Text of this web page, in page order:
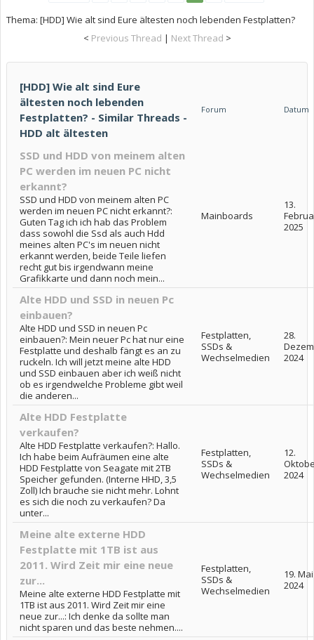
Thema: [HDD] Wie alt sind Eure ältesten noch lebenden Festplatten?
< Previous Thread | Next Thread >
[HDD] Wie alt sind Eure
ältesten noch lebenden
Festplatten? - Similar Threads -
HDD alt ältesten
Forum Datum
SSD und HDD von meinem alten
PC werden im neuen PC nicht
erkannt?
SSD und HDD von meinem alten PC
werden im neuen PC nicht erkannt?:
Guten Tag ich ich hab das Problem
dass sowohl die Ssd als auch Hdd
meines alten PC's im neuen nicht
erkannt werden, beide Teile liefen
recht gut bis irgendwann meine
Grafikkarte und dann noch mein...
Mainboards
13.
2025
Alte HDD und SSD in neuen Pc
einbauen?
Alte HDD und SSD in neuen Pc
einbauen?: Mein neuer Pc hat nur eine
Festplatte und deshalb fängt es an zu
ruckeln. Ich will jetzt meine alte HDD
und SSD einbauen aber ich weiß nicht
ob es irgendwelche Probleme gibt weil
die anderen...
Festplatten,
SSDs &
Wechselmedien
28.
2024
Alte HDD Festplatte
verkaufen?
Alte HDD Festplatte verkaufen?: Hallo.
Ich habe beim Aufräumen eine alte
HDD Festplatte von Seagate mit 2TB
Speicher gefunden. (Interne HHD, 3,5
Zoll) Ich brauche sie nicht mehr. Lohnt
es sich die noch zu verkaufen? Da
unter...
Festplatten,
SSDs &
Wechselmedien
12.
2024
Meine alte externe HDD
Festplatte mit 1TB ist aus
2011. Wird Zeit mir eine neue
zur...
Meine alte externe HDD Festplatte mit
1TB ist aus 2011. Wird Zeit mir eine
neue zur...: Ich denke da sollte man
nicht sparen und das beste nehmen....
Festplatten,
SSDs &
Wechselmedien
19. Mai
2024